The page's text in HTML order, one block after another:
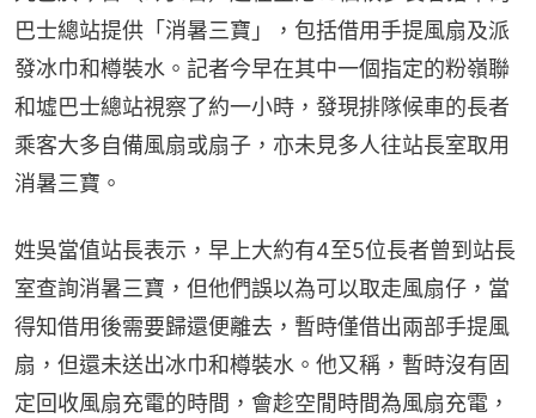
巴士總站提供「消暑三寶」，包括借用手提風扇及派
發冰巾和樽裝水。記者今早在其中一個指定的粉嶺聯
和墟巴士總站視察了約一小時，發現排隊候車的長者
乘客大多自備風扇或扇子，亦未見多人往站長室取用
消暑三寶。
姓吳當值站長表示，早上大約有4至5位長者曾到站長
室查詢消暑三寶，但他們誤以為可以取走風扇仔，當
得知借用後需要歸還便離去，暫時僅借出兩部手提風
扇，但還未送出冰巾和樽裝水。他又稱，暫時沒有固
定回收風扇充電的時間，會趁空閒時間為風扇充電，